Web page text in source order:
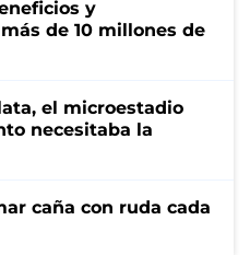
y
de 10 millones de
el microestadio
necesitaba la
caña con ruda cada